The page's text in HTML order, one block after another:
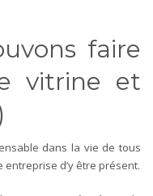
faire
vitrine et
dans la vie de tous
d’y être présent.